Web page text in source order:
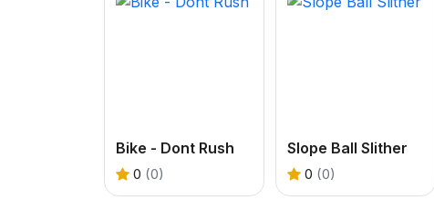
Bike - Dont Rush
0 (0)
Slope Ball Slither
0 (0)